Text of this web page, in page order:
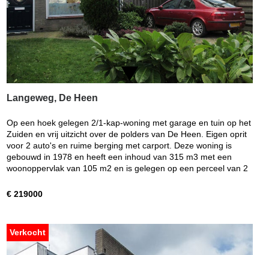
Langeweg, De Heen
Op een hoek gelegen 2/1-kap-woning met garage en tuin op het
Zuiden en vrij uitzicht over de polders van De Heen. Eigen oprit
voor 2 auto's en ruime berging met carport. Deze woning is
gebouwd in 1978 en heeft een inhoud van 315 m3 met een
woonoppervlak van 105 m2 en is gelegen op een perceel van 2
€ 219000
Verkocht